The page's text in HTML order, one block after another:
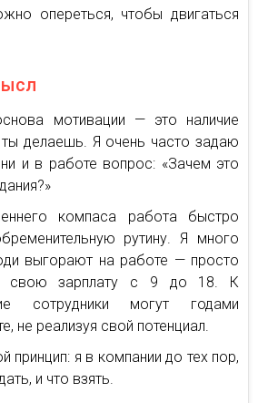
опереться, чтобы двигаться
мотивации — это наличие
делаешь. Я очень часто задаю
и в работе вопрос: «Зачем это
компаса работа быстро
рутину. Я много
выгорают на работе — просто
свою зарплату с 9 до 18. К
сотрудники могут годами
не реализуя свой потенциал.
принцип: я в компании до тех пор,
и что взять.